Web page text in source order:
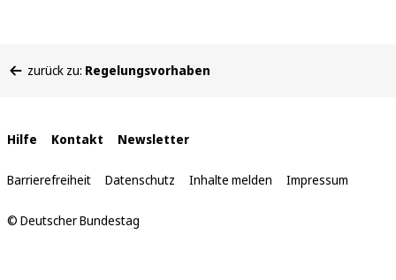
befinden
zurück zu: Regelungsvorhaben
Interne
Links
Hilfe Kontakt Newsletter
Barrierefreiheit Datenschutz Inhalte melden Impressum
© Deutscher Bundestag